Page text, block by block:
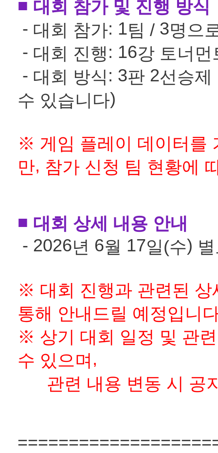
■ 대회 참가 및 진행 방식
- 대회 참가: 1팀 / 3명으
- 대회 진행 : 16강 토너
- 대회 방식 : 3판 2선승제
수 있습니다)
※ 게임 플레이 데이터를
만, 참가 신청 팀 현황에
■ 대회 상세 내용 안내
- 2026년 6월 17일(수)
※ 대회 진행과 관련된
통해 안내드릴 예정입니
※ 상기 대회 일정 및 관
수 있으며 ,
관련 내용 변동 시 공